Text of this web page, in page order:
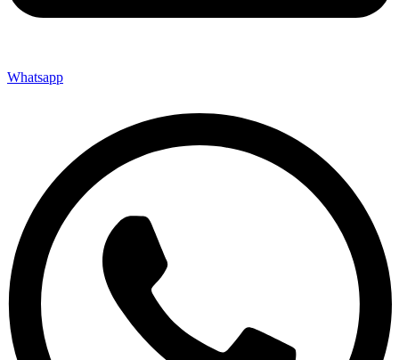
Whatsapp